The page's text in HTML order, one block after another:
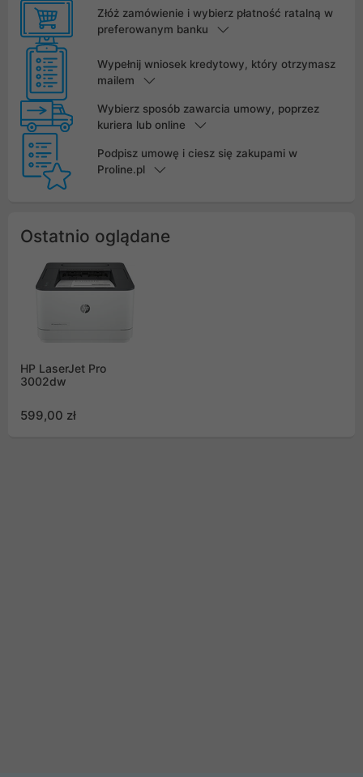
Złóż zamówienie i wybierz płatność ratalną w
preferowanym banku
Wypełnij wniosek kredytowy, który otrzymasz
mailem
Wybierz sposób zawarcia umowy, poprzez
kuriera lub online
Podpisz umowę i ciesz się zakupami w
Proline.pl
Ostatnio oglądane
HP LaserJet Pro
3002dw
599,00 zł